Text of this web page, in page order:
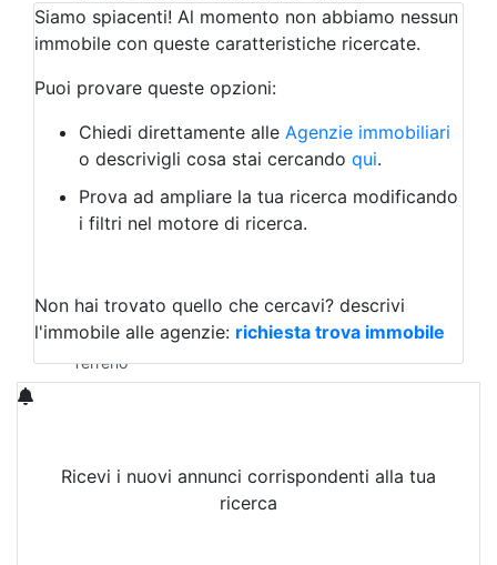
Qualsiasi
Attività/Licenza Commerciale
Azienda Agricola
Bar/Ristorante
Albergo
Laboratorio Artigianale
Negozio/locale commerciale
Agriturismo
Magazzini
Qualsiasi
Terreno edificabile
Terreno
Siamo spiacenti! Al momento non abbiamo nessun
immobile con queste caratteristiche ricercate.
Puoi provare queste opzioni:
Chiedi direttamente alle Agenzie immobiliari
o descrivigli cosa stai cercando qui.
Prova ad ampliare la tua ricerca modificando
i filtri nel motore di ricerca.
Non hai trovato quello che cercavi? descrivi
l'immobile alle agenzie: richiesta trova immobile
Ricevi i nuovi annunci corrispondenti alla tua
ricerca